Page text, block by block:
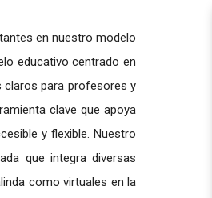
en nuestro modelo
educativo centrado en
claros para profesores y
clave que apoya
y flexible. Nuestro
que integra diversas
como virtuales en la